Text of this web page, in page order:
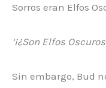
Sorros eran Elfos
‘¡¿Son Elfos
Sin embargo, Bud